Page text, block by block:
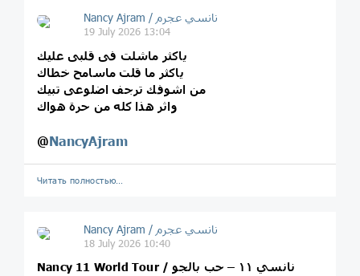
Nancy Ajram / نانسي عجرم
19 July 2026 13:04
ياكثر ماشلت فى قلبى عليك
ياكثر ما قلت ماسامح خطاك
من اشوفك ترجف اضلوعى تبيك
واثر هذا كله من حرة هواك
@NancyAjram
Читать полностью…
Nancy Ajram / نانسي عجرم
18 July 2026 10:40
Nancy 11 World Tour / نانسي ١١ – حب بالجو